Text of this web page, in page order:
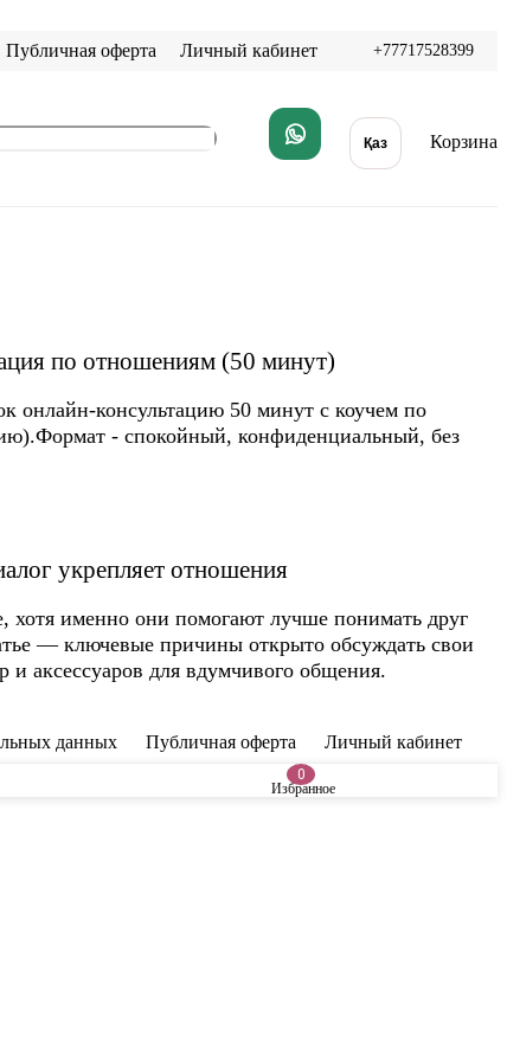
Публичная оферта Личный кабинет +77717528399
Қаз Корзина
по отношениям (50 минут)
онлайн-консультацию 50 минут с коучем по
- спокойный, конфиденциальный, без
укрепляет отношения
хотя именно они помогают лучше понимать друг
— ключевые причины открыто обсуждать свои
аксессуаров для вдумчивого общения.
данных Публичная оферта Личный кабинет
0
Избранное